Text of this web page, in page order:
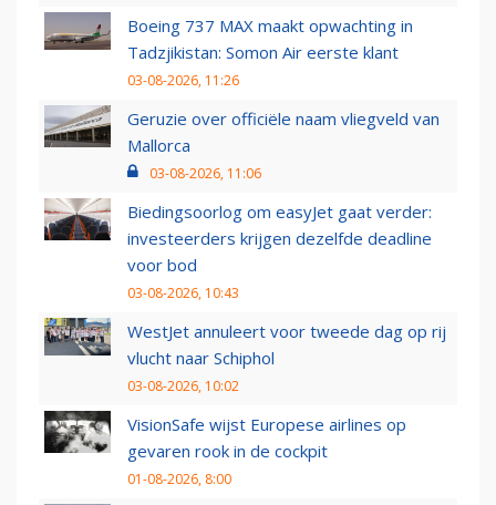
Boeing 737 MAX maakt opwachting in
Tadzjikistan: Somon Air eerste klant
03-08-2026, 11:26
Geruzie over officiële naam vliegveld van
Mallorca
03-08-2026, 11:06
Biedingsoorlog om easyJet gaat verder:
investeerders krijgen dezelfde deadline
voor bod
03-08-2026, 10:43
WestJet annuleert voor tweede dag op rij
vlucht naar Schiphol
03-08-2026, 10:02
VisionSafe wijst Europese airlines op
gevaren rook in de cockpit
01-08-2026, 8:00